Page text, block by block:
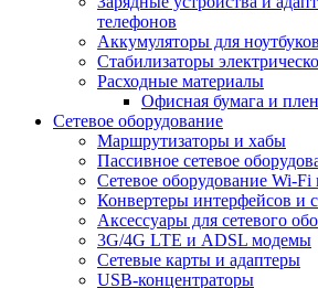
телефонов
Аккумуляторы для
Стабилизаторы
Расходные материалы
Офисная бумага и
Сетевое оборудование
Маршрутизаторы и хабы
Пассивное сетевое
Сетевое оборудование Wi-Fi
Конвертеры интерфейсов и
Аксессуары для сетевого
3G/4G LTE и ADSL модемы
Сетевые карты и адаптеры
USB-концентраторы